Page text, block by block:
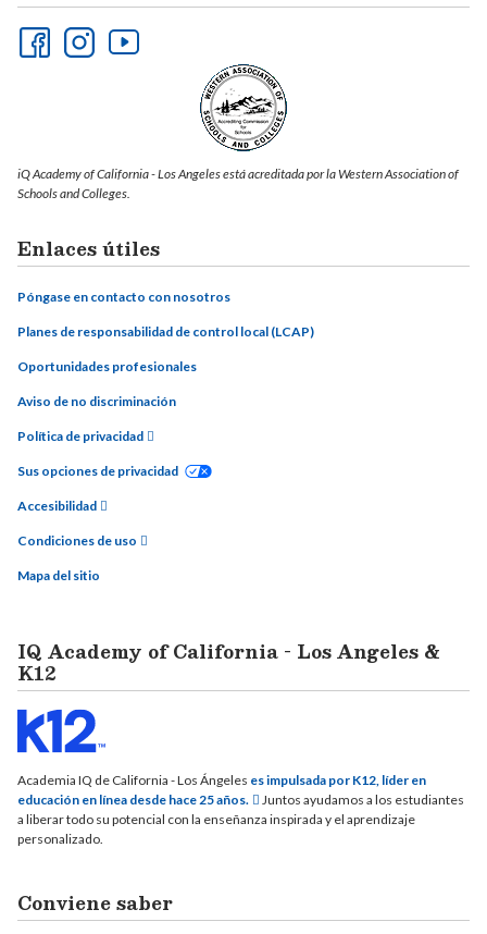
iQ Academy of California - Los Angeles está acreditada por la Western Association of
Schools and Colleges.
Enlaces útiles
Póngase en contacto con nosotros
Planes de responsabilidad de control local (LCAP)
Oportunidades profesionales
Aviso de no discriminación
Política de privacidad
Sus opciones de privacidad
Accesibilidad
Condiciones de uso
Mapa del sitio
IQ Academy of California - Los Angeles &
K12
Academia IQ de California - Los Ángeles es impulsada por K12, líder en
educación en línea desde hace 25 años.
Juntos ayudamos a los estudiantes
a liberar todo su potencial con la enseñanza inspirada y el aprendizaje
personalizado.
Conviene saber